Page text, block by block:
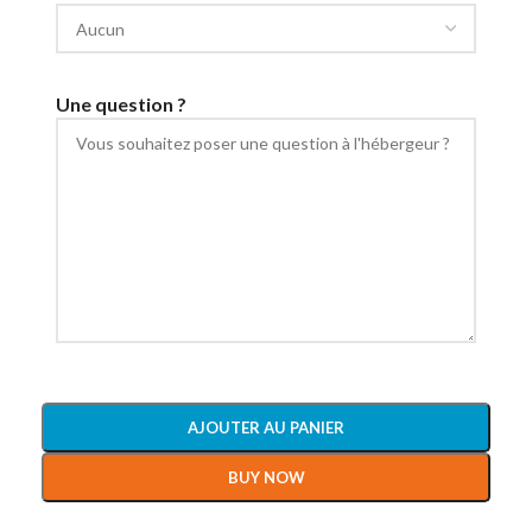
Une question ?
AJOUTER AU PANIER
BUY NOW